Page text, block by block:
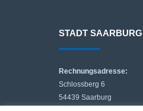
STADT SAARBURG
Rechnungsadresse:
Schlossberg 6
54439 Saarburg